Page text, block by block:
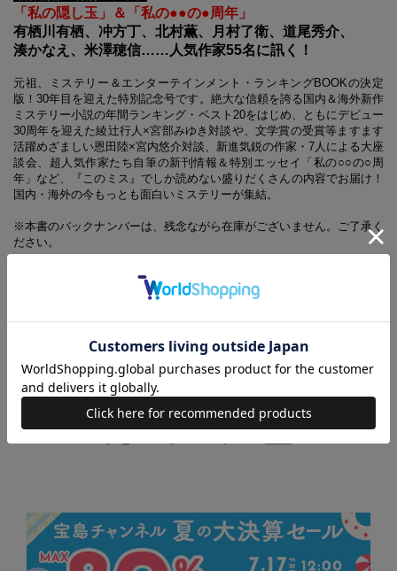
「私の隠し玉」＆「私の●●の●周年」
有栖川有栖、冲方丁、北村薫、月村了衛、道尾秀介、
湊かなえ、米澤穂信……人気作家55名に訊く！
元祖、ミステリー＆エンターテインメント・ランキングBOOKの決定
版！30年目を迎えた特別記念号です。絶大な信頼を誇る国内＆海外新作
ミステリー小説の年間ランキング・ベスト20をはじめ、ともにデビュー
30周年を迎えた綾辻行人×宮部みゆき対談や、文学賞の受賞等ますます
活躍めざましい恩田陸×宮内悠介対談、新進気鋭の作家・7人による大座
談会、超人気作家たち自筆の新刊情報＆特別エッセイ「私の○○の○周
年」など、『このミス』でしか読めない盛りだくさんの内容でお届け！
国内・海外の今もっとも面白いミステリーが集結。
※本書のバックナンバーは、残念ながら在庫がございません。ご了承く
ださい。